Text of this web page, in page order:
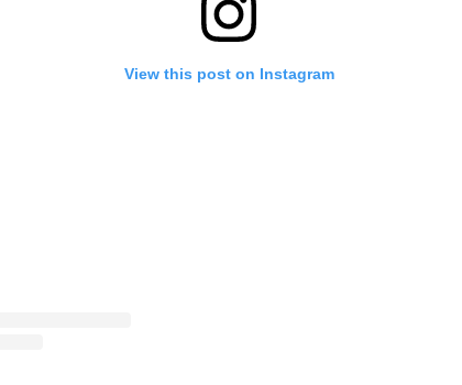
View this post on Instagram